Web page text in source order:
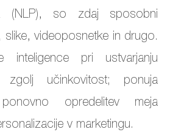
(NLP), so zdaj sposobni
slike, videoposnetke in drugo.
inteligence pri ustvarjanju
zgolj učinkovitost; ponuja
opredelitev meja
v marketingu.